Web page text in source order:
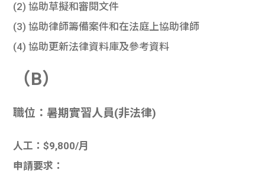
(2) 協助草擬和審閱文件
(3) 協助律師籌備案件和在法庭上協助律師
(4) 協助更新法律資料庫及參考資料
（B）
職位：暑期實習人員(非法律)
人工：$9,800/月
申請要求：